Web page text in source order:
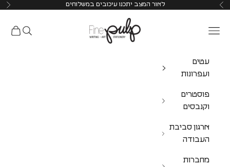
לאור המצב יתכנו עיכובים במשלוחים
Pulp Shop
עטים
ועפרונות
פוסטרים
וקנבסים
ארגון סביבת
העבודה
מחברות